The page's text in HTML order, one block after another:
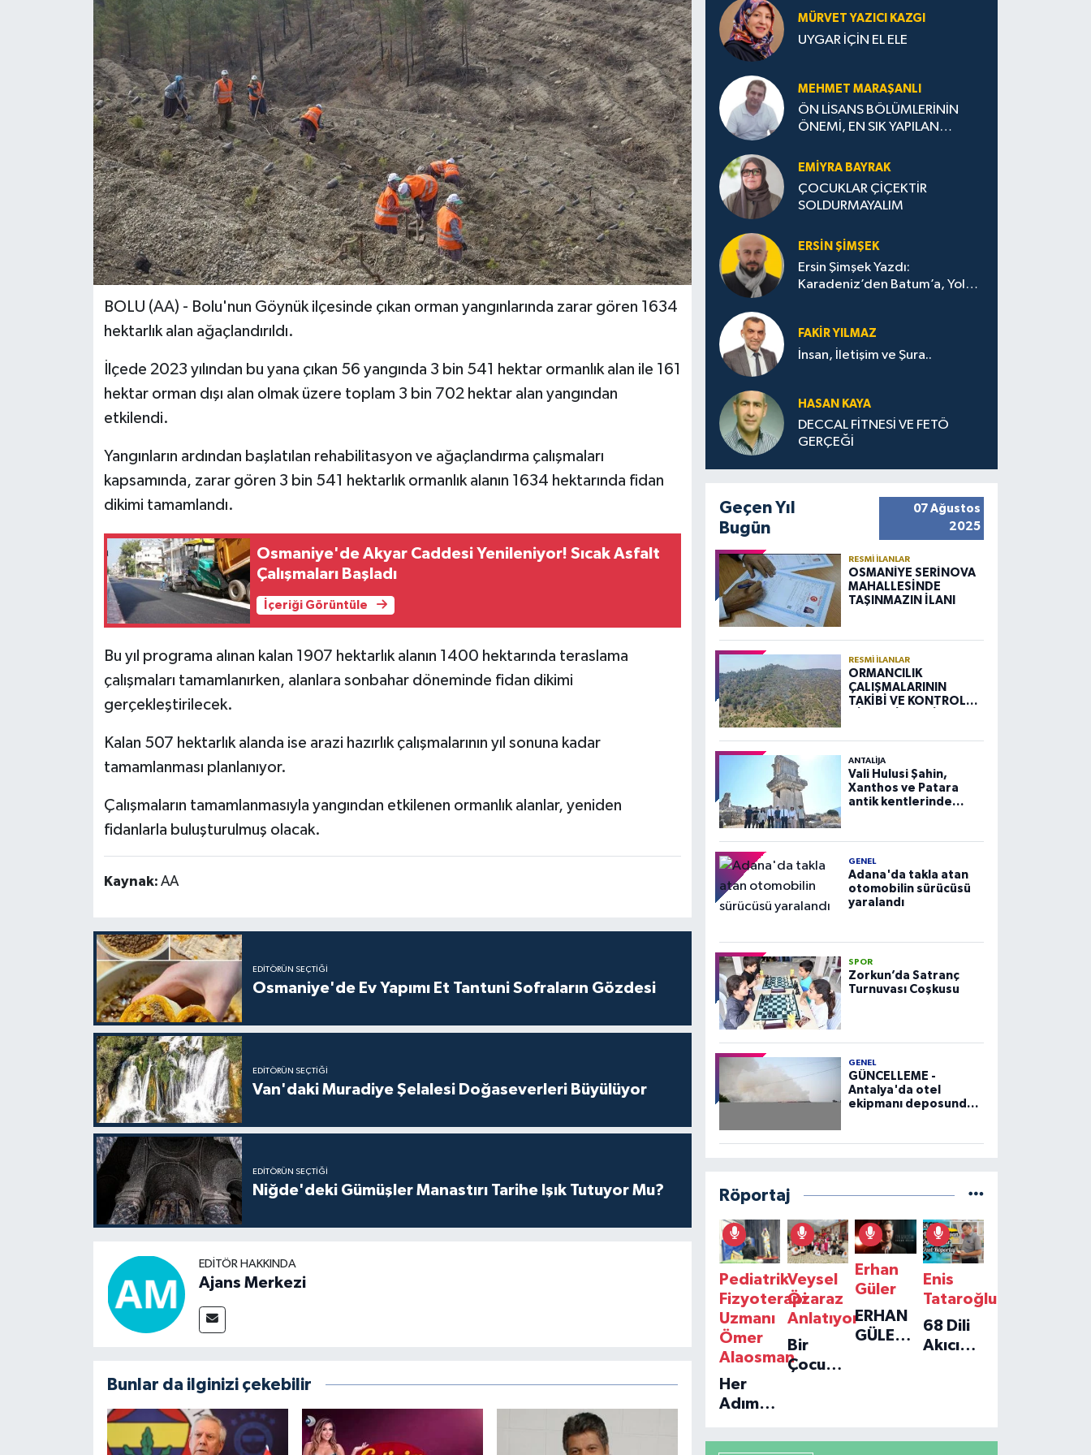
BOLU (AA) - Bolu'nun Göynük ilçesinde çıkan orman yangınlarında zarar gören 1634
hektarlık alan ağaçlandırıldı.
İlçede 2023 yılından bu yana çıkan 56 yangında 3 bin 541 hektar ormanlık alan ile 161
hektar orman dışı alan olmak üzere toplam 3 bin 702 hektar alan yangından
etkilendi.
Yangınların ardından başlatılan rehabilitasyon ve ağaçlandırma çalışmaları
kapsamında, zarar gören 3 bin 541 hektarlık ormanlık alanın 1634 hektarında fidan
dikimi tamamlandı.
Osmaniye'de Akyar Caddesi Yenileniyor! Sıcak Asfalt
Çalışmaları Başladı
İçeriği Görüntüle
Bu yıl programa alınan kalan 1907 hektarlık alanın 1400 hektarında teraslama
çalışmaları tamamlanırken, alanlara sonbahar döneminde fidan dikimi
gerçekleştirilecek.
Kalan 507 hektarlık alanda ise arazi hazırlık çalışmalarının yıl sonuna kadar
tamamlanması planlanıyor.
Çalışmaların tamamlanmasıyla yangından etkilenen ormanlık alanlar, yeniden
fidanlarla buluşturulmuş olacak.
Kaynak: AA
EDITÖRÜN SEÇTIĞI
Osmaniye'de Ev Yapımı Et Tantuni Sofraların Gözdesi
EDITÖRÜN SEÇTIĞI
Van'daki Muradiye Şelalesi Doğaseverleri Büyülüyor
EDITÖRÜN SEÇTIĞI
Niğde'deki Gümüşler Manastırı Tarihe Işık Tutuyor Mu?
EDITÖR HAKKINDA
Ajans Merkezi
Bunlar da ilginizi çekebilir
MÜRVET YAZICI KAZGI
UYGAR İÇİN EL ELE
MEHMET MARAŞANLI
ÖN LİSANS BÖLÜMLERİNİN
ÖNEMİ, EN SIK YAPILAN
STRATEJİLERİ
EMIYRA BAYRAK
ÇOCUKLAR ÇİÇEKTİR
SOLDURMAYALIM
ERSIN ŞIMŞEK
Ersin Şimşek Yazdı:
Karadeniz’den Batum’a, Yolun
FAKIR YILMAZ
İnsan, İletişim ve Şura..
HASAN KAYA
DECCAL FİTNESİ VE FETÖ
GERÇEĞİ
Geçen Yıl
Bugün
07 Ağustos
2025
RESMI İLANLAR
OSMANİYE SERİNOVA
MAHALLESİNDE
TAŞINMAZIN İLANI
RESMI İLANLAR
ORMANCILIK
ÇALIŞMALARININ
TAKİBİ VE KONTROLÜ
ANTALIJA
Vali Hulusi Şahin,
Xanthos ve Patara
antik kentlerinde
GENEL
Adana'da takla atan
otomobilin sürücüsü
yaralandı
SPOR
Zorkun’da Satranç
Turnuvası Coşkusu
GENEL
GÜNCELLEME -
Antalya'da otel
ekipmanı deposunda
Röportaj
Pediatrik
Fizyoterapi
Uzmanı
Ömer
Alaosman
Her
Adım
Umut:
Veysel
Özaraz
Anlatıyor
Bir
Çocuğun
Yolculuğu
Erhan
Güler
ERHAN
GÜLER'IN
Enis
Tataroğlu
68 Dili
Akıcı